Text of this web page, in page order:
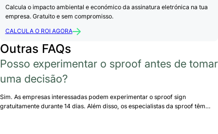
Calcula o impacto ambiental e económico da assinatura eletrónica na tua
empresa. Gratuito e sem compromisso.
CALCULA O ROI AGORA
Outras FAQs
Posso experimentar o sproof antes de tomar
uma decisão?
Sim. As empresas interessadas podem experimentar o sproof sign
gratuitamente durante 14 dias. Além disso, os especialistas da sproof têm…